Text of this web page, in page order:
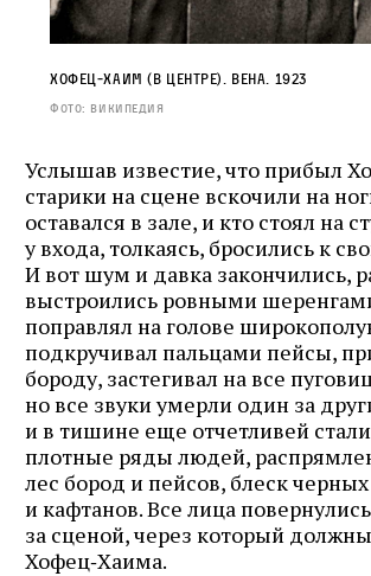
Хофец‑Хаим (в центре). Вена. 1923
Фото: Википедия
Услышав известие, что прибыл
старики на сцене вскочили на
оставался в зале, и кто стоял на
у входа, толкаясь, бросились к
И вот шум и давка закончились,
выстроились ровными
поправлял на голове
подкручивал пальцами пейсы,
бороду, застегивал на все
но все звуки умерли один за
и в тишине еще отчетливей
плотные ряды людей,
лес бород и пейсов, блеск
и кафтанов. Все лица
за сценой, через который
Хофец‑Хаима.